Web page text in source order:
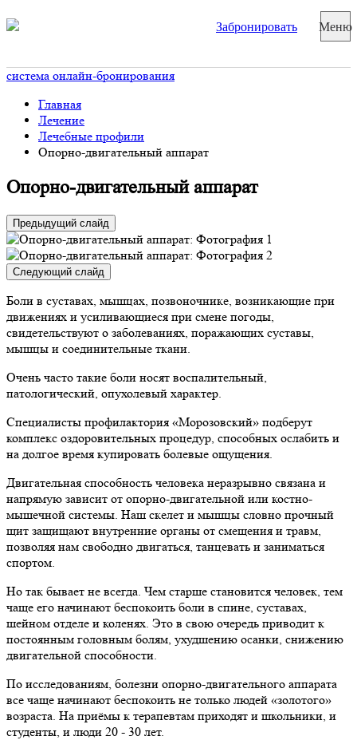
Забронировать Меню
система онлайн-бронирования
Главная
Лечение
Лечебные профили
Опорно-двигательный аппарат
Опорно-двигательный аппарат
Предыдущий слайд
Следующий слайд
Боли в суставах, мышцах, позвоночнике, возникающие при
движениях и усиливающиеся при смене погоды,
свидетельствуют о заболеваниях, поражающих суставы,
мышцы и соединительные ткани.
Очень часто такие боли носят воспалительный,
патологический, опухолевый характер.
Специалисты профилактория «Морозовский» подберут
комплекс оздоровительных процедур, способных ослабить и
на долгое время купировать болевые ощущения.
Двигательная способность человека неразрывно связана и
напрямую зависит от опорно-двигательной или костно-
мышечной системы. Наш скелет и мышцы словно прочный
щит защищают внутренние органы от смещения и травм,
позволяя нам свободно двигаться, танцевать и заниматься
спортом.
Но так бывает не всегда. Чем старше становится человек, тем
чаще его начинают беспокоить боли в спине, суставах,
шейном отделе и коленях. Это в свою очередь приводит к
постоянным головным болям, ухудшению осанки, снижению
двигательной способности.
По исследованиям, болезни опорно-двигательного аппарата
все чаще начинают беспокоить не только людей «золотого»
возраста. На приёмы к терапевтам приходят и школьники, и
студенты, и люди 20 - 30 лет.